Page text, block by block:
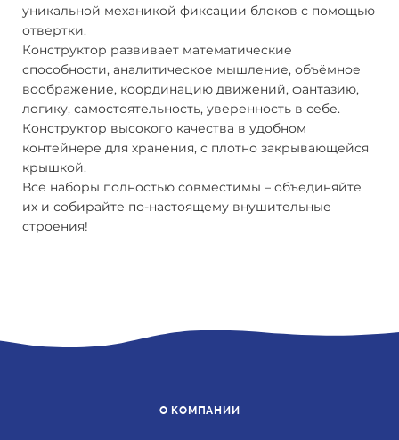
уникальной механикой фиксации блоков с помощью
отвертки.
Конструктор развивает математические
способности, аналитическое мышление, объёмное
воображение, координацию движений, фантазию,
логику, самостоятельность, уверенность в себе.
Конструктор высокого качества в удобном
контейнере для хранения, с плотно закрывающейся
крышкой.
Все наборы полностью совместимы – объединяйте
их и собирайте по-настоящему внушительные
строения!
О КОМПАНИИ